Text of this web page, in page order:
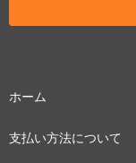
ホーム
支払い方法について